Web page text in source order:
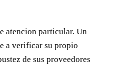
atencion particular. Un
a verificar su propio
de sus proveedores